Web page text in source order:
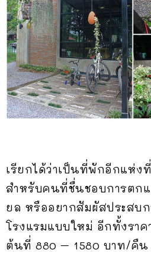
เรียกได้ว่าเป็นที่พักอีกแห่ง
สำหรับคนที่ชื่นชอบการตก
ยล หรืออยากสัมผัสประสบ
โรงแรมแบบใหม่ อีกทั้งราค
ต้นที่ 880 – 1580 บาท/คืน